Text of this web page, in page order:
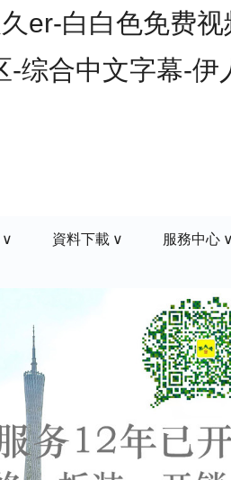
er-白白色免费
综合中文字幕-
資料下載 服務中心